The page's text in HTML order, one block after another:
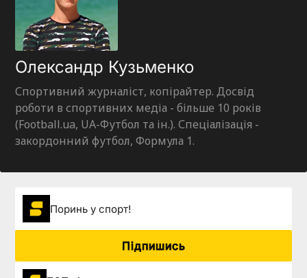
Олександр Кузьменко
Спортивний журналіст, копірайтер. Досвід
роботи в спортивних медіа - більше 10 років
(Football.ua, UA-Футбол та ін.). Спеціалізація -
закордонний футбол, Формула 1.
Поринь у спорт!
Підпишись